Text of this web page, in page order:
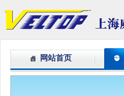
网站首页